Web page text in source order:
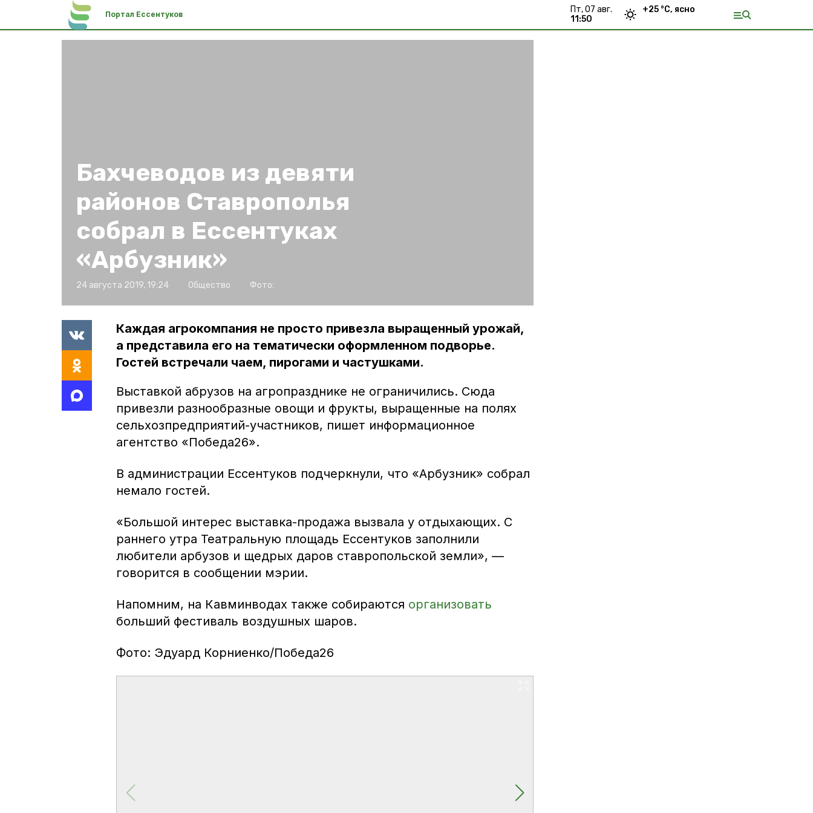
Портал Ессентуков
пт, 07 авг.
11:50
+25 °С, ясно
Бахчеводов из девяти
районов Ставрополья
собрал в Ессентуках
«Арбузник»
24 августа 2019, 19:24 Общество Фото:
Каждая агрокомпания не просто привезла выращенный урожай,
а представила его на тематически оформленном подворье.
Гостей встречали чаем, пирогами и частушками.
Выставкой абрузов на агропразднике не ограничились. Сюда
привезли разнообразные овощи и фрукты, выращенные на полях
сельхозпредприятий-участников, пишет информационное
агентство «Победа26».
В администрации Ессентуков подчеркнули, что «Арбузник» собрал
немало гостей.
«Большой интерес выставка-продажа вызвала у отдыхающих. С
раннего утра Театральную площадь Ессентуков заполнили
любители арбузов и щедрых даров ставропольской земли», —
говорится в сообщении мэрии.
Напомним, на Кавминводах также собираются организовать
больший фестиваль воздушных шаров.
Фото: Эдуард Корниенко/Победа26